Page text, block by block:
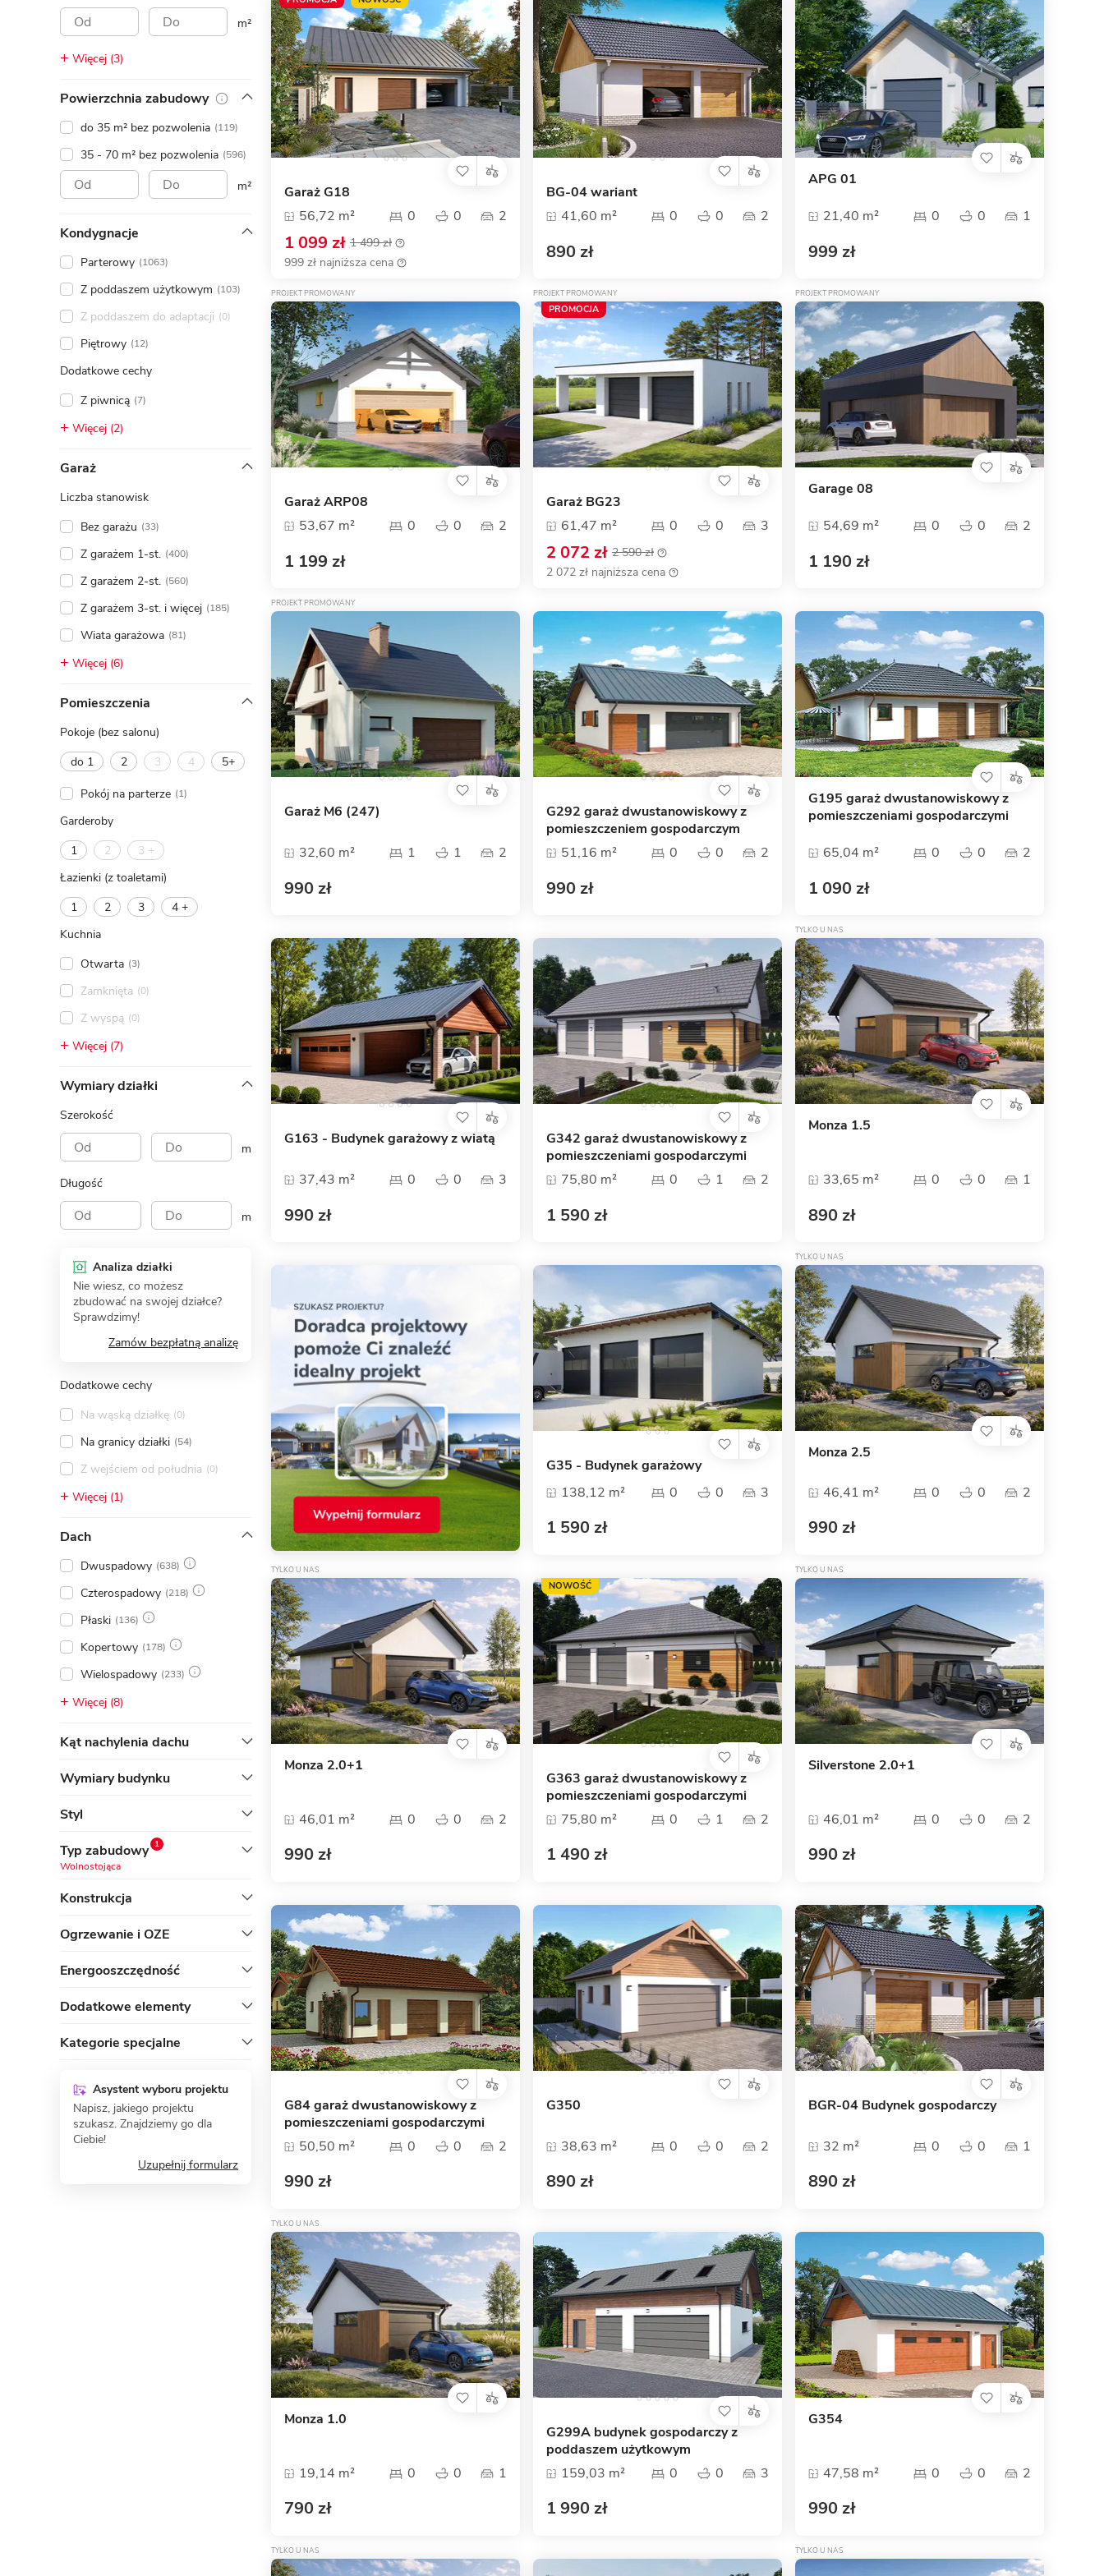
DODATKOWE ELEMENTY Dom pasywny- co to znaczy
AKADEMIA EXTRADOM.PL
BAZA WIEDZY
Zobacz wszystkie porady
m²
Więcej (3)
Powierzchnia zabudowy
do 35 m² bez pozwolenia (119)
35 - 70 m² bez pozwolenia (596)
m²
Kondygnacje
Parterowy (1063)
Z poddaszem użytkowym (103)
Z poddaszem do adaptacji (0)
Piętrowy (12)
Dodatkowe cechy
Z piwnicą (7)
Więcej (2)
Garaż
Liczba stanowisk
Bez garażu (33)
Z garażem 1-st. (400)
Z garażem 2-st. (560)
Z garażem 3-st. i więcej (185)
Wiata garażowa (81)
Więcej (6)
Pomieszczenia
Pokoje (bez salonu)
do 1
2 3 4 5+
Pokój na parterze (1)
Garderoby
1
2
3 +
Łazienki (z toaletami)
1
2 3
4 +
Kuchnia
Otwarta (3)
Zamknięta (0)
Z wyspą (0)
Więcej (7)
Wymiary działki
Szerokość
m
Długość
m
Analiza działki
Nie wiesz, co możesz
zbudować na swojej działce?
Sprawdzimy!
Zamów bezpłatną analizę
Dodatkowe cechy
Na wąską działkę (0)
Na granicy działki (54)
Z wejściem od południa (0)
Więcej (1)
Dach
Dwuspadowy (638)
Czterospadowy (218)
Płaski (136)
Kopertowy (178)
Wielospadowy (233)
Więcej (8)
Kąt nachylenia dachu
Wymiary budynku
Styl
Typ zabudowy 1
Wolnostojąca
Konstrukcja
Ogrzewanie i OZE
Energooszczędność
Dodatkowe elementy
Kategorie specjalne
Asystent wyboru projektu
Napisz, jakiego projektu
szukasz. Znajdziemy go dla
Ciebie!
Uzupełnij formularz
Garaż G18
56,72 m²
0 0 2
1 099 zł 1 499 zł
999 zł najniższa cena
BG-04 wariant
41,60 m²
0 0 2
890 zł
APG 01
21,40 m² 0 0 1
999 zł
PROJEKT PROMOWANY
Garaż ARP08
53,67 m²
0 0 2
1 199 zł
PROJEKT PROMOWANY
Garaż BG23
61,47 m²
0 0 3
2 072 zł 2 590 zł
2 072 zł najniższa cena
PROMOCJA
PROJEKT PROMOWANY
Garage 08
54,69 m² 0 0 2
1 190 zł
PROJEKT PROMOWANY
Garaż M6 (247)
32,60 m² 1 1 2
990 zł
G292 garaż dwustanowiskowy z
pomieszczeniem gospodarczym
51,16 m²
0 0 2
990 zł
G195 garaż dwustanowiskowy z
pomieszczeniami gospodarczymi
65,04 m² 0 0 2
1 090 zł
G163 - Budynek garażowy z wiatą
37,43 m² 0 0 3
990 zł
G342 garaż dwustanowiskowy z
pomieszczeniami gospodarczymi
75,80 m²
0 1 2
1 590 zł
TYLKO U NAS
Monza 1.5
33,65 m² 0 0 1
890 zł
G35 - Budynek garażowy
138,12 m²
0 0 3
1 590 zł
TYLKO U NAS
Monza 2.5
46,41 m² 0 0 2
990 zł
TYLKO U NAS
Monza 2.0+1
46,01 m² 0 0 2
990 zł
G363 garaż dwustanowiskowy z
pomieszczeniami gospodarczymi
75,80 m²
0 1 2
1 490 zł
NOWOŚĆ
TYLKO U NAS
Silverstone 2.0+1
46,01 m² 0 0 2
990 zł
G84 garaż dwustanowiskowy z
pomieszczeniami gospodarczymi
50,50 m²
0 0 2
990 zł
G350
38,63 m² 0 0 2
890 zł
BGR-04 Budynek gospodarczy
32 m² 0 0 1
890 zł
TYLKO U NAS
Monza 1.0
19,14 m² 0 0 1
790 zł
G299A budynek gospodarczy z
poddaszem użytkowym
159,03 m²
0 0 3
1 990 zł
G354
47,58 m² 0 0 2
990 zł
TYLKO U NAS TYLKO U NAS